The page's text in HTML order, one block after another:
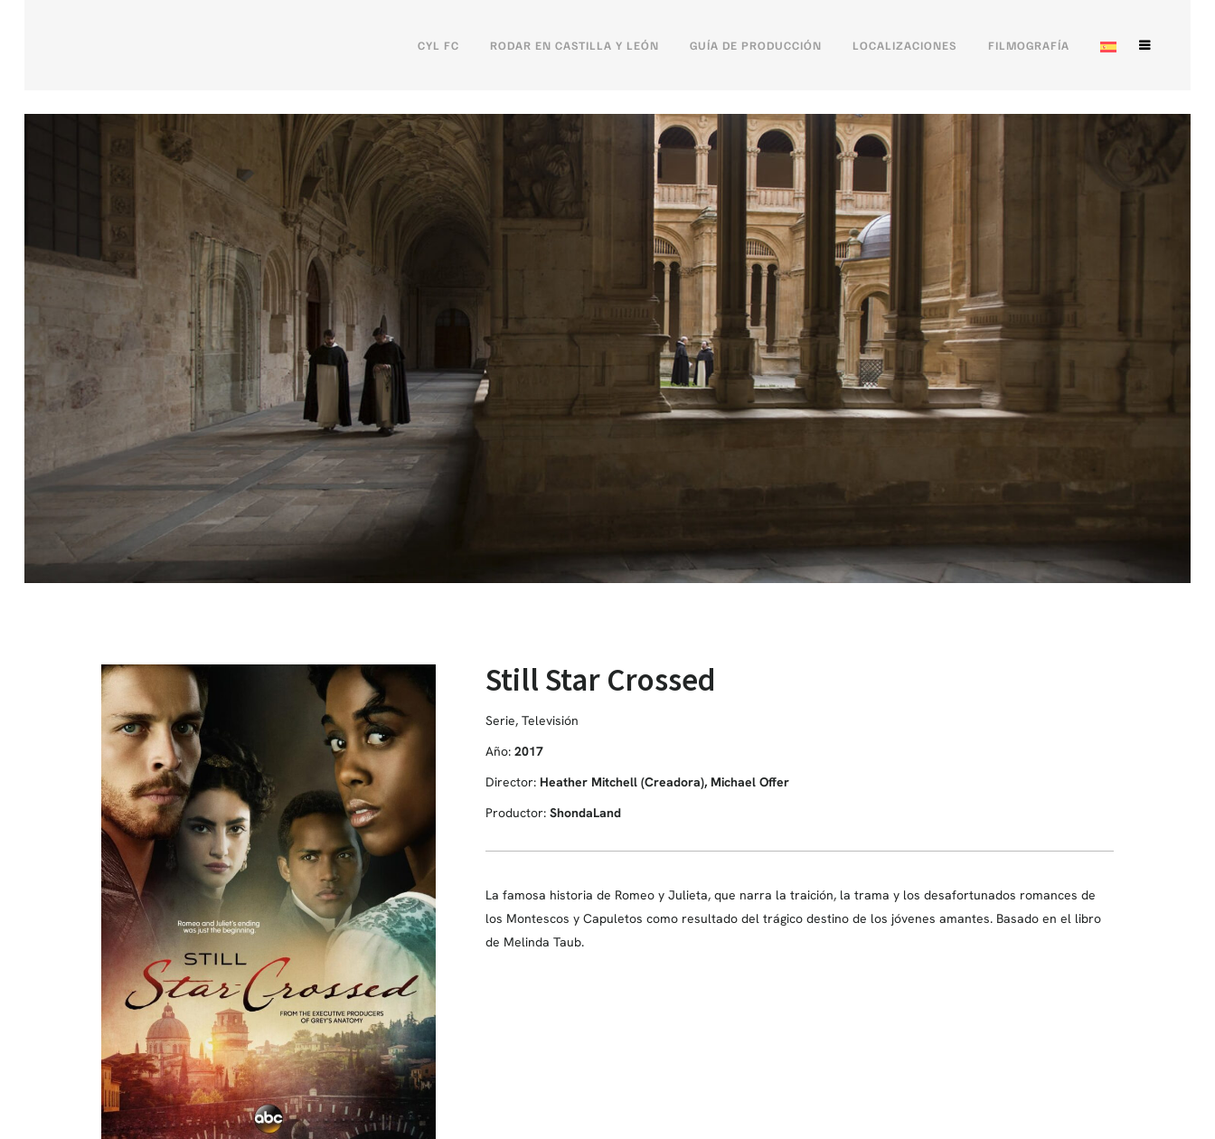
CYL FC RODAR EN CASTILLA Y LEÓN GUÍA DE PRODUCCIÓN LOCALIZACIONES FILMOGRAFÍA
Still Star Crossed
Serie, Televisión
Año: 2017
Director: Heather Mitchell (Creadora), Michael Offer
Productor: ShondaLand
La famosa historia de Romeo y Julieta, que narra la traición, la trama y los desafortunados romances de
los Montescos y Capuletos como resultado del trágico destino de los jóvenes amantes. Basado en el libro
de Melinda Taub.